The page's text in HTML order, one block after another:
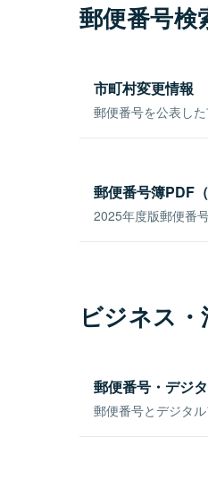
郵便番号検
市町村変更情報
郵便番号を公表し
郵便番号簿PDF
2025年度版郵便番
ビジネス
郵便番号・デジ
郵便番号とデジタ